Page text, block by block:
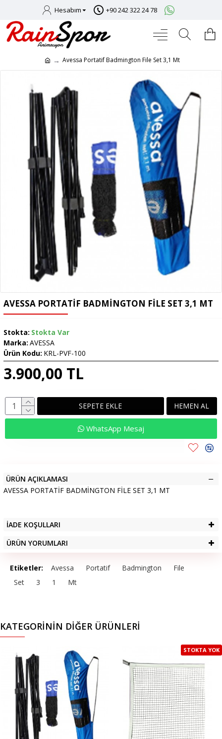
Hesabım +90 242 322 24 78
Avessa Portatif Badmington File Set 3,1 Mt
AVESSA PORTATIF BADMINGTON FILE SET 3,1 MT
3.900,00 TL
Stokta: Stokta Var
Marka: AVESSA
Ürün Kodu: KRL-PVF-100
SEPETE EKLE HEMEN AL
WhatsApp Mesaj
ÜRÜN AÇIKLAMASI
AVESSA PORTATİF BADMİNGTON FİLE SET 3,1 MT
İADE KOŞULLARI
ÜRÜN YORUMLARI
Etiketler: Avessa Portatif Badmington
File
Set
3 1 Mt
KATEGORININ DIĞER ÜRÜNLERI
STOKTA YOK